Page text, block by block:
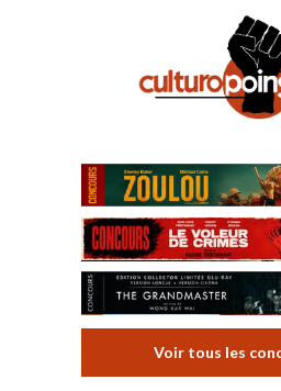
Voir tous les